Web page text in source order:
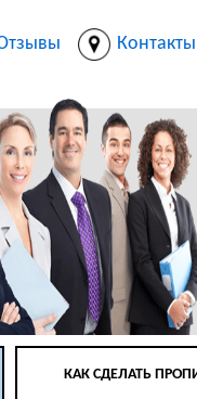
Контакты
КАК СДЕЛАТЬ